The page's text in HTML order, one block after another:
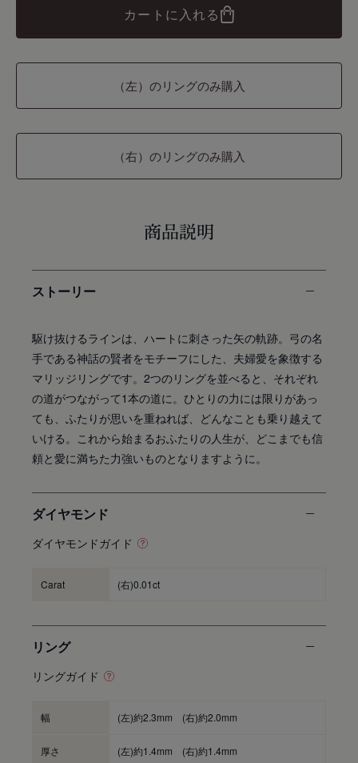
カートに入れる
（左）のリングのみ購入
（右）のリングのみ購入
商品説明
ストーリー
駆け抜けるラインは、ハートに刺さった矢の軌跡。弓の名
手である神話の賢者をモチーフにした、夫婦愛を象徴する
マリッジリングです。2つのリングを並べると、それぞれ
の道がつながって1本の道に。ひとりの力には限りがあっ
ても、ふたりが思いを重ねれば、どんなことも乗り越えて
いける。これから始まるおふたりの人生が、どこまでも信
頼と愛に満ちた力強いものとなりますように。
ダイヤモンド
ダイヤモンドガイド
Carat (右)0.01ct
リング
リングガイド
幅 (左)約2.3mm (右)約2.0mm
厚さ (左)約1.4mm (右)約1.4mm